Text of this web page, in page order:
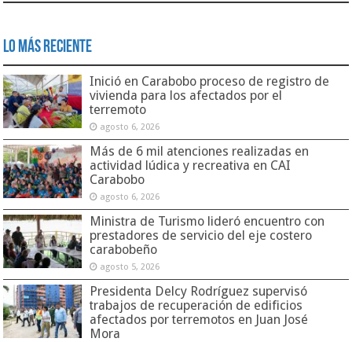
Lo Más Reciente
Inició en Carabobo proceso de registro de
vivienda para los afectados por el
terremoto
agosto 6, 2026
Más de 6 mil atenciones realizadas en
actividad lúdica y recreativa en CAI
Carabobo
agosto 6, 2026
Ministra de Turismo lideró encuentro con
prestadores de servicio del eje costero
carabobeño
agosto 5, 2026
Presidenta Delcy Rodríguez supervisó
trabajos de recuperación de edificios
afectados por terremotos en Juan José
Mora